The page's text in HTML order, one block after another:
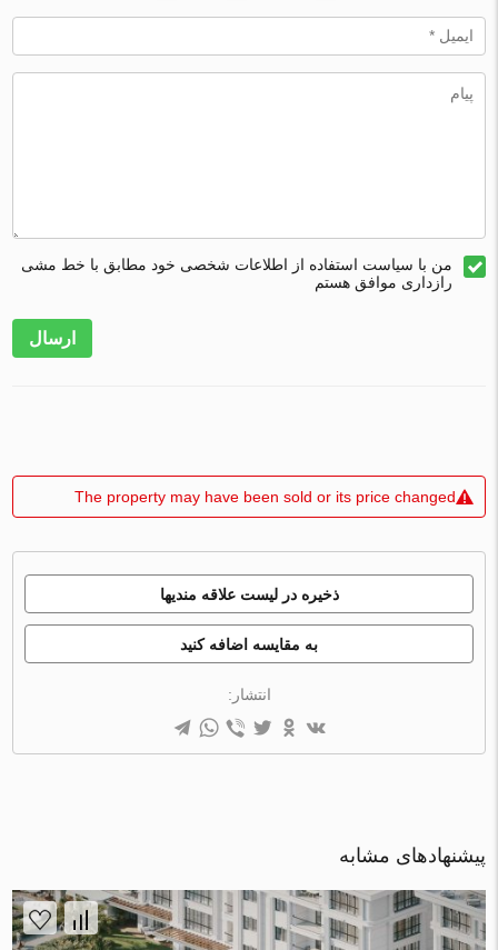
من با سیاست استفاده از اطلاعات شخصی خود مطابق با خط مشی
رازداری موافق هستم
ارسال
The property may have been sold or its price changed
ذخیره در لیست علاقه مندیها
به مقایسه اضافه کنید
انتشار:
پیشنهادهای مشابه